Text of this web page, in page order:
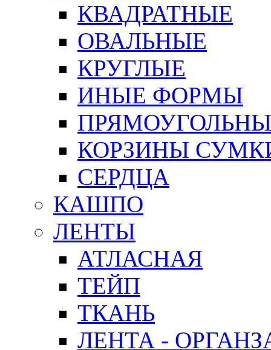
КВАДРАТНЫЕ
ОВАЛЬНЫЕ
КРУГЛЫЕ
ИНЫЕ ФОРМЫ
КОРЗИНЫ
СЕРДЦА
КАШПО
ЛЕНТЫ
АТЛАСНАЯ
ТЕЙП
ТКАНЬ
ЛЕНТА -